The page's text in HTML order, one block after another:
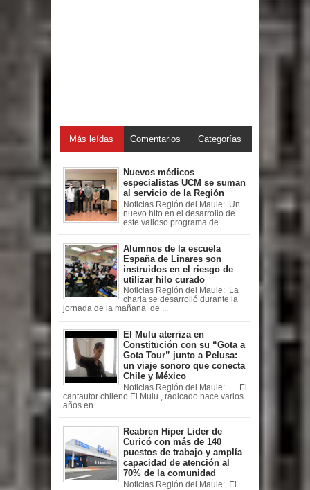
Más leídas Comentarios Categorías
Nuevos médicos
especialistas UCM se suman
al servicio de la Región
Noticias Región del Maule: Un
nuevo hito en el desarrollo de
este valioso programa de ...
Alumnos de la escuela
España de Linares son
instruidos en el riesgo de
utilizar hilo curado
Noticias Región del Maule: La
charla se desarrolló durante la
jornada de la mañana de ...
El Mulu aterriza en
Constitución con su “Gota a
Gota Tour” junto a Pelusa:
un viaje sonoro que conecta
Chile y México
Noticias Región del Maule: El
cantautor chileno El Mulu , radicado hace varios
años en ...
Reabren Hiper Lider de
Curicó con más de 140
puestos de trabajo y amplía
capacidad de atención al
70% de la comunidad
Noticias Región del Maule: El